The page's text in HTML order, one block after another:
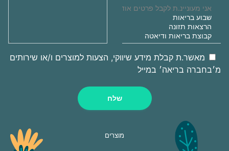
מאשר.ת קבלת מידע שיווקי, הצעות למוצרים ו/או שירותים
מ׳בחברה בריאה׳ במייל
שלח
מוצרים